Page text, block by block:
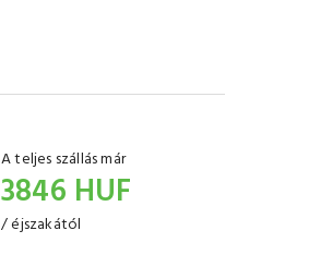
A teljes szállás már
3846 HUF
/ éjszakától